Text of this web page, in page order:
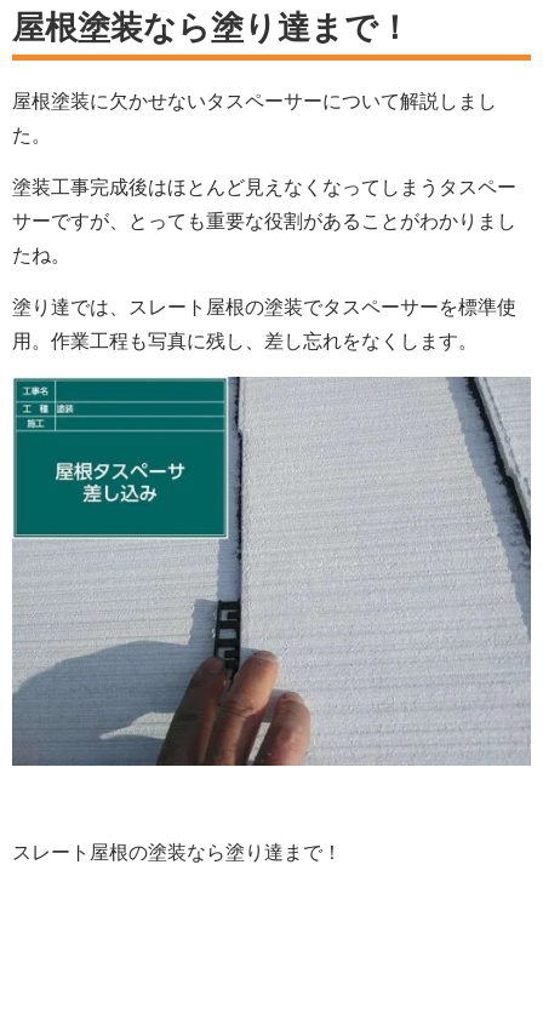
屋根塗装なら塗り達まで！
屋根塗装に欠かせないタスペーサーについて解説しまし
た。
塗装工事完成後はほとんど見えなくなってしまうタスペー
サーですが、とっても重要な役割があることがわかりまし
たね。
塗り達では、スレート屋根の塗装でタスペーサーを標準使
用。作業工程も写真に残し、差し忘れをなくします。
スレート屋根の塗装なら塗り達まで！